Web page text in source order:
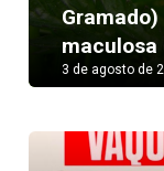
maculosa
3 de agosto de